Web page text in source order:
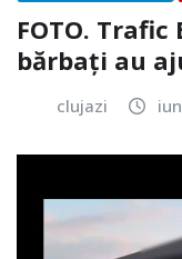
FOTO. Trafic
bărbați au
clujazi